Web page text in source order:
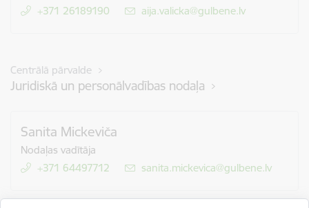
+371 26189190
E-pasts:
aija.valicka@gulbene.lv
Centrālā pārvalde
Juridiskā un personālvadības nodaļa
Sanita Mickeviča
Nodaļas vadītāja
+371 64497712
E-pasts:
sanita.mickevica@gulbene.lv